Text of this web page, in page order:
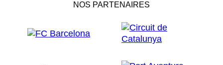
NOS PARTENAIRES